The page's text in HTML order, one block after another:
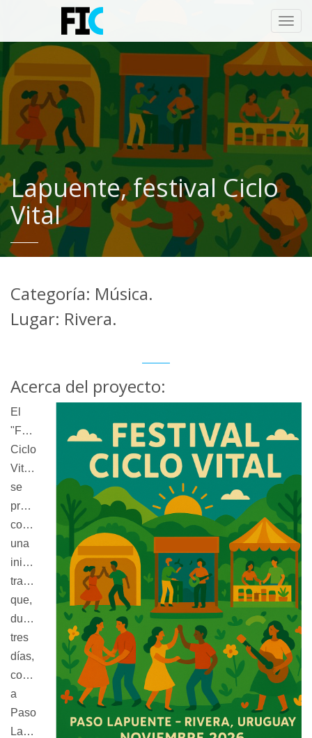
Lapuente, festival Ciclo
Vital
Categoría: Música.
Lugar: Rivera.
Acerca del proyecto:
El
"Festival
Ciclo
Vital"
se
presenta
como
una
iniciativa
transformadora
que,
durante
tres
días,
convertirá
a
Paso
Lapuente,